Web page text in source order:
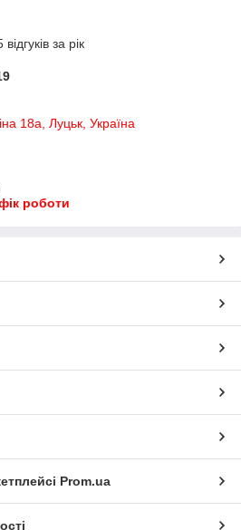
за рік
18а, Луцьк, Україна
роботи
Prom.ua